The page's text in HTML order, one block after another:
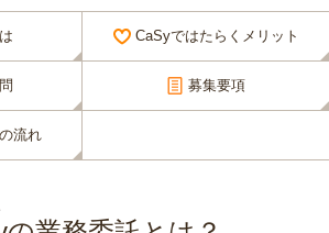
CaSyではたらくメリット
募集要項
流れ